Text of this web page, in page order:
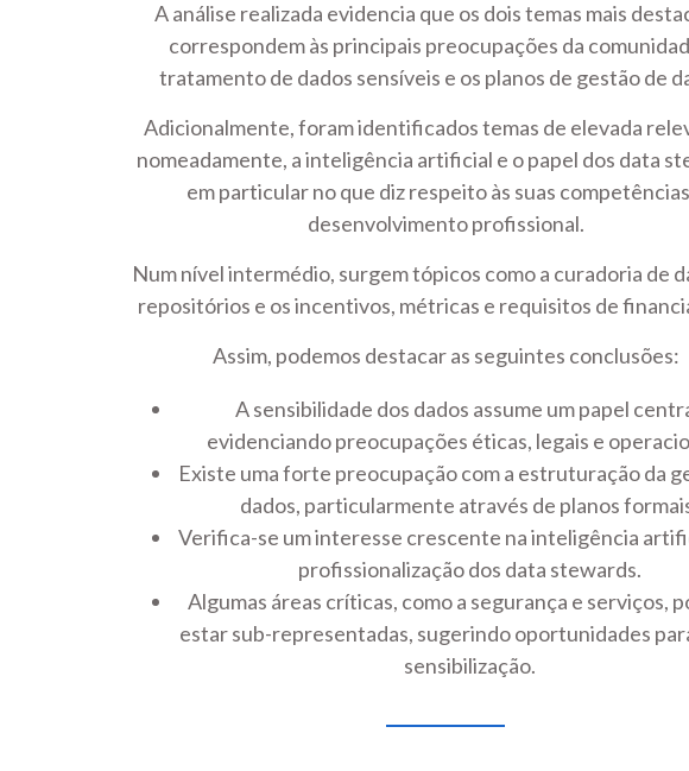
A análise realizada evidencia que os dois temas mais
correspondem às principais preocupações da
tratamento de dados sensíveis e os planos de gestão de
Adicionalmente, foram identificados temas de elevada
nomeadamente, a inteligência artificial e o papel dos data
em particular no que diz respeito às suas
desenvolvimento profissional.
Num nível intermédio, surgem tópicos como a curadoria de
repositórios e os incentivos, métricas e requisitos de
Assim, podemos destacar as seguintes conclusões:
A sensibilidade dos dados assume um papel
evidenciando preocupações éticas, legais e
Existe uma forte preocupação com a estruturação da
dados, particularmente através de planos
Verifica-se um interesse crescente na inteligência
profissionalização dos data stewards.
Algumas áreas críticas, como a segurança e serviços,
estar sub-representadas, sugerindo oportunidades
sensibilização.